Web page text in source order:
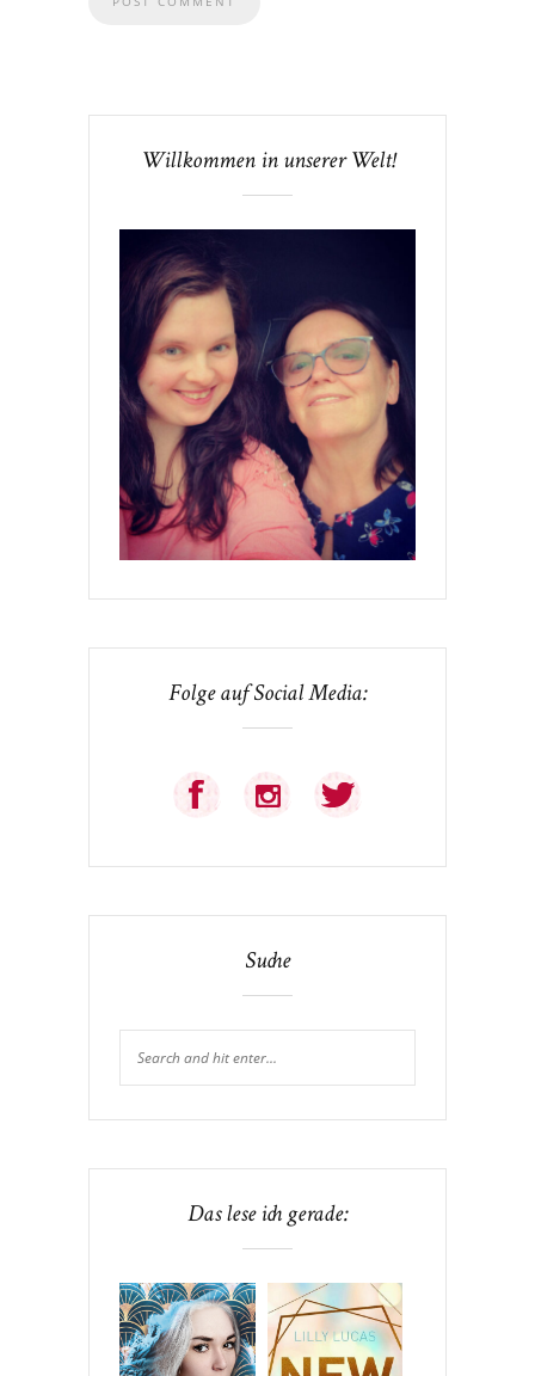
Willkommen in unserer Welt!
Folge auf Social Media:
Suche
Das lese ich gerade: